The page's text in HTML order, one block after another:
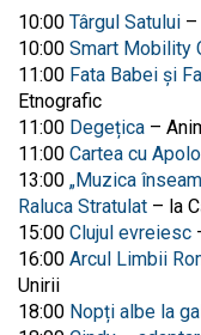
10:00 Târgul Satului –
10:00 Smart Mobility
11:00 Fata Babei și
Etnografic
11:00 Degețica –
11:00 Cartea cu
13:00 „Muzica
Raluca Stratulat – la
15:00 Clujul evreiesc
16:00 Arcul Limbii
Unirii
18:00 Nopți albe la